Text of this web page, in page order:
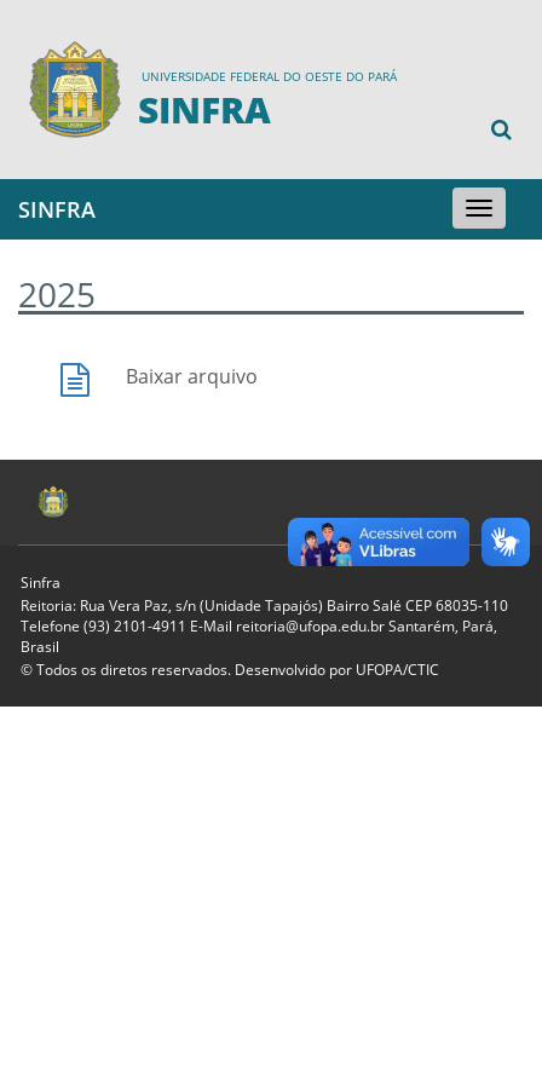
UNIVERSIDADE FEDERAL DO OESTE DO PARÁ
SINFRA
Toggle
navigation
SINFRA
2025
Baixar arquivo
Sinfra
Reitoria: Rua Vera Paz, s/n (Unidade Tapajós) Bairro Salé CEP 68035-110
Telefone (93) 2101-4911 E-Mail reitoria@ufopa.edu.br Santarém, Pará,
Brasil
© Todos os diretos reservados. Desenvolvido por UFOPA/CTIC